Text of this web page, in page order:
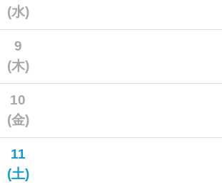
(水)
9
(木)
10
(金)
11
(土)